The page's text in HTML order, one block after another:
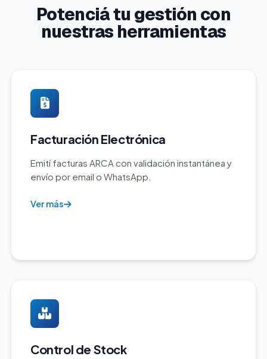
Potenciá tu gestión con
nuestras herramientas
Facturación Electrónica
Emití facturas ARCA con validación instantánea y
envío por email o WhatsApp.
Ver más
Control de Stock